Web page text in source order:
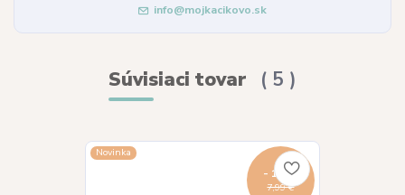
info@mojkacikovo.sk
Súvisiaci tovar 5
Novinka
7,99 €
- 13 %